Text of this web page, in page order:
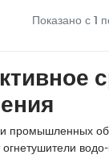
Показано с 1
промышленных
огнетушители